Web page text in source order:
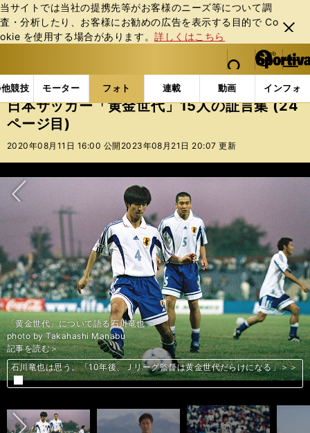
当サイトでは当社の提携先等がお客様のニーズ等について調
査・分析したり、お客様にお勧めの広告を表⽰する⽬的で Co
okie を使⽤する場合があります。詳しくはこちら
閉じ
る
web Sportiva (webスポルティーバ)
検索
マイペ
ー
ジ
メニュ
競技 モーター フォト 連載 動画 インフォ
b
ス
ポ
ル
バ
フォトギャラリー コラムフォト 日本サッカー「黄
日本サッカー「黄金世代」15人の証言集 (24
ページ目)
2020年08月11日 16:00 公開 2023年08月21日 20:07 更新
小野伸二が語る1999年ワールドユース準優勝「自分たちが歴史を作る」
小野伸二が語る1999年ワールドユース準優勝「自分たちが歴史を作る」
小野伸二が語る1999年ワールドユース準優勝「自分たちが歴史を作る」
南雄太が語る20年前の準優勝「小野伸二よりうまい選手はいなかった」＞
＞
南雄太が語る20年前の準優勝「小野伸二よりうまい選手はいなかった」＞
＞
トルシエのモノマネも。20年前、加地亮の行動はすべてチームのために
トルシエのモノマネも。20年前、加地亮の行動はすべてチームのために
なぜ黄金世代のサッカーは「一度味わうと、ほんまにヤバイ」のか？
なぜ黄金世代のサッカーは「一度味わうと、ほんまにヤバイ」のか？
黄金世代、「播戸竜二に救われた」男がチームに溶け込めた瞬間＞＞
黄金世代、「播戸竜二に救われた」男がチームに溶け込めた瞬間＞＞
黄金世代・氏家英行が「小野伸二は違う世界の人間」と思ったワケ＞＞
黄金世代・氏家英行が「小野伸二は違う世界の人間」と思ったワケ＞＞
播戸竜二は言う。20年前の日本代表には「トルシエ監督が合っていた」＞
＞
播戸竜二は言う。20年前の日本代表には「トルシエ監督が合っていた」＞
＞
トルシエに頭をつかまれてバケツにつっこまれた男・永井雄一郎の回想＞
＞
トルシエに頭をつかまれてバケツにつっこまれた男・永井雄一郎の回想＞
＞
世界２位になった第２GKの告白「勝っても負けてもどうでもよかった」
＞＞
世界２位になった第２GKの告白「勝っても負けてもどうでもよかった」
＞＞
遠藤保仁が黄金世代のライバルを語る「追い抜いてやろうと思っていた」
＞＞
遠藤保仁が黄金世代のライバルを語る「追い抜いてやろうと思っていた」
＞＞
稲本潤一が衝撃を受けた、天才・小野伸二と「別格だった」中田英寿＞＞
「久保建英よりも、小野伸二」。中田浩二が「奇跡的」と語る黄金世代＞
＞
「黄金世代」について語る石川竜也
photo by Takahashi Manabu
記事を読む＞
石川竜也は思う。「10年後、Ｊリーグ監督は黄金世代だらけになる」＞＞
石川竜也は思う。「10年後、Ｊリーグ監督は黄金世代だらけになる」＞＞
「嫌でしたよ」。黄金世代・酒井友之が語るトルシエ戦術とコンバート＞
＞
「嫌でしたよ」。黄金世代・酒井友之が語るトルシエ戦術とコンバート＞
＞
稲本潤一が衝撃を受けた、天才・小野伸二と「別格だった」中田英寿＞＞
稲本潤一が衝撃を受けた、天才・小野伸二と「別格だった」中田英寿＞＞
指導者になった手島和希があらためて感じた「黄金世代」のすごさ＞＞
指導者になった手島和希があらためて感じた「黄金世代」のすごさ＞＞
前へ